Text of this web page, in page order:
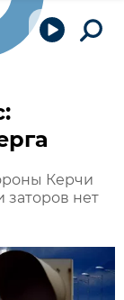
Керчи
заторов нет